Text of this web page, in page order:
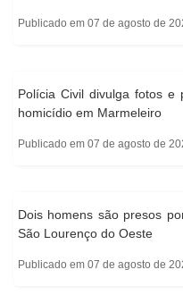
Publicado em 07 de agosto de
Polícia Civil divulga fotos e
homicídio em Marmeleiro
Publicado em 07 de agosto de
Dois homens são presos
São Lourenço do Oeste
Publicado em 07 de agosto de